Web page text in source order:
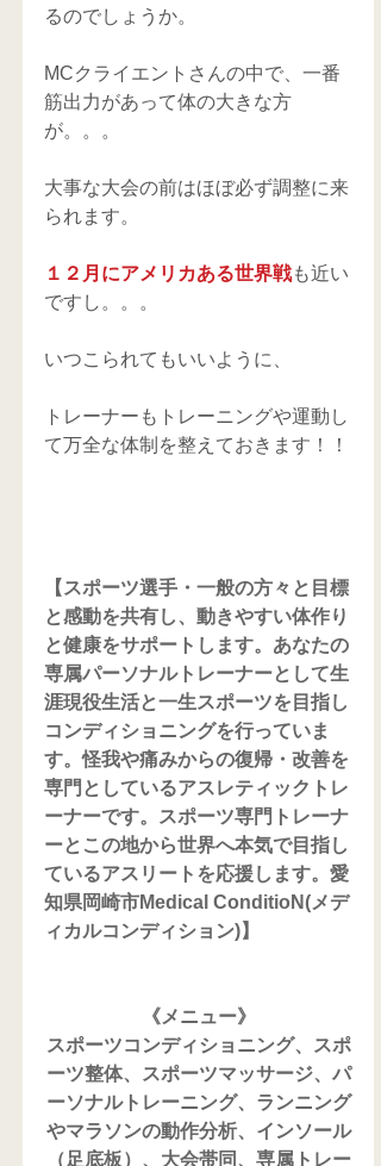
るのでしょうか。
MCクライエントさんの中で、一番
筋出力があって体の大きな方
が。。。
大事な大会の前はほぼ必ず調整に来
られます。
１２月にアメリカある世界戦も近い
ですし。。。
いつこられてもいいように、
トレーナーもトレーニングや運動し
て万全な体制を整えておきます！！
【スポーツ選手・一般の方々と目標
と感動を共有し、動きやすい体作り
と健康をサポートします。あなたの
専属パーソナルトレーナーとして生
涯現役生活と一生スポーツを目指し
コンディショニングを行っていま
す。怪我や痛みからの復帰・改善を
専門としているアスレティックトレ
ーナーです。スポーツ専門トレーナ
ーとこの地から世界へ本気で目指し
ているアスリートを応援します。愛
知県岡崎市Medical ConditioN(メデ
ィカルコンディション)】
《メニュー》
スポーツコンディショニング、スポ
ーツ整体、スポーツマッサージ、パ
ーソナルトレーニング、ランニング
やマラソンの動作分析、インソール
（足底板）、大会帯同、専属トレー